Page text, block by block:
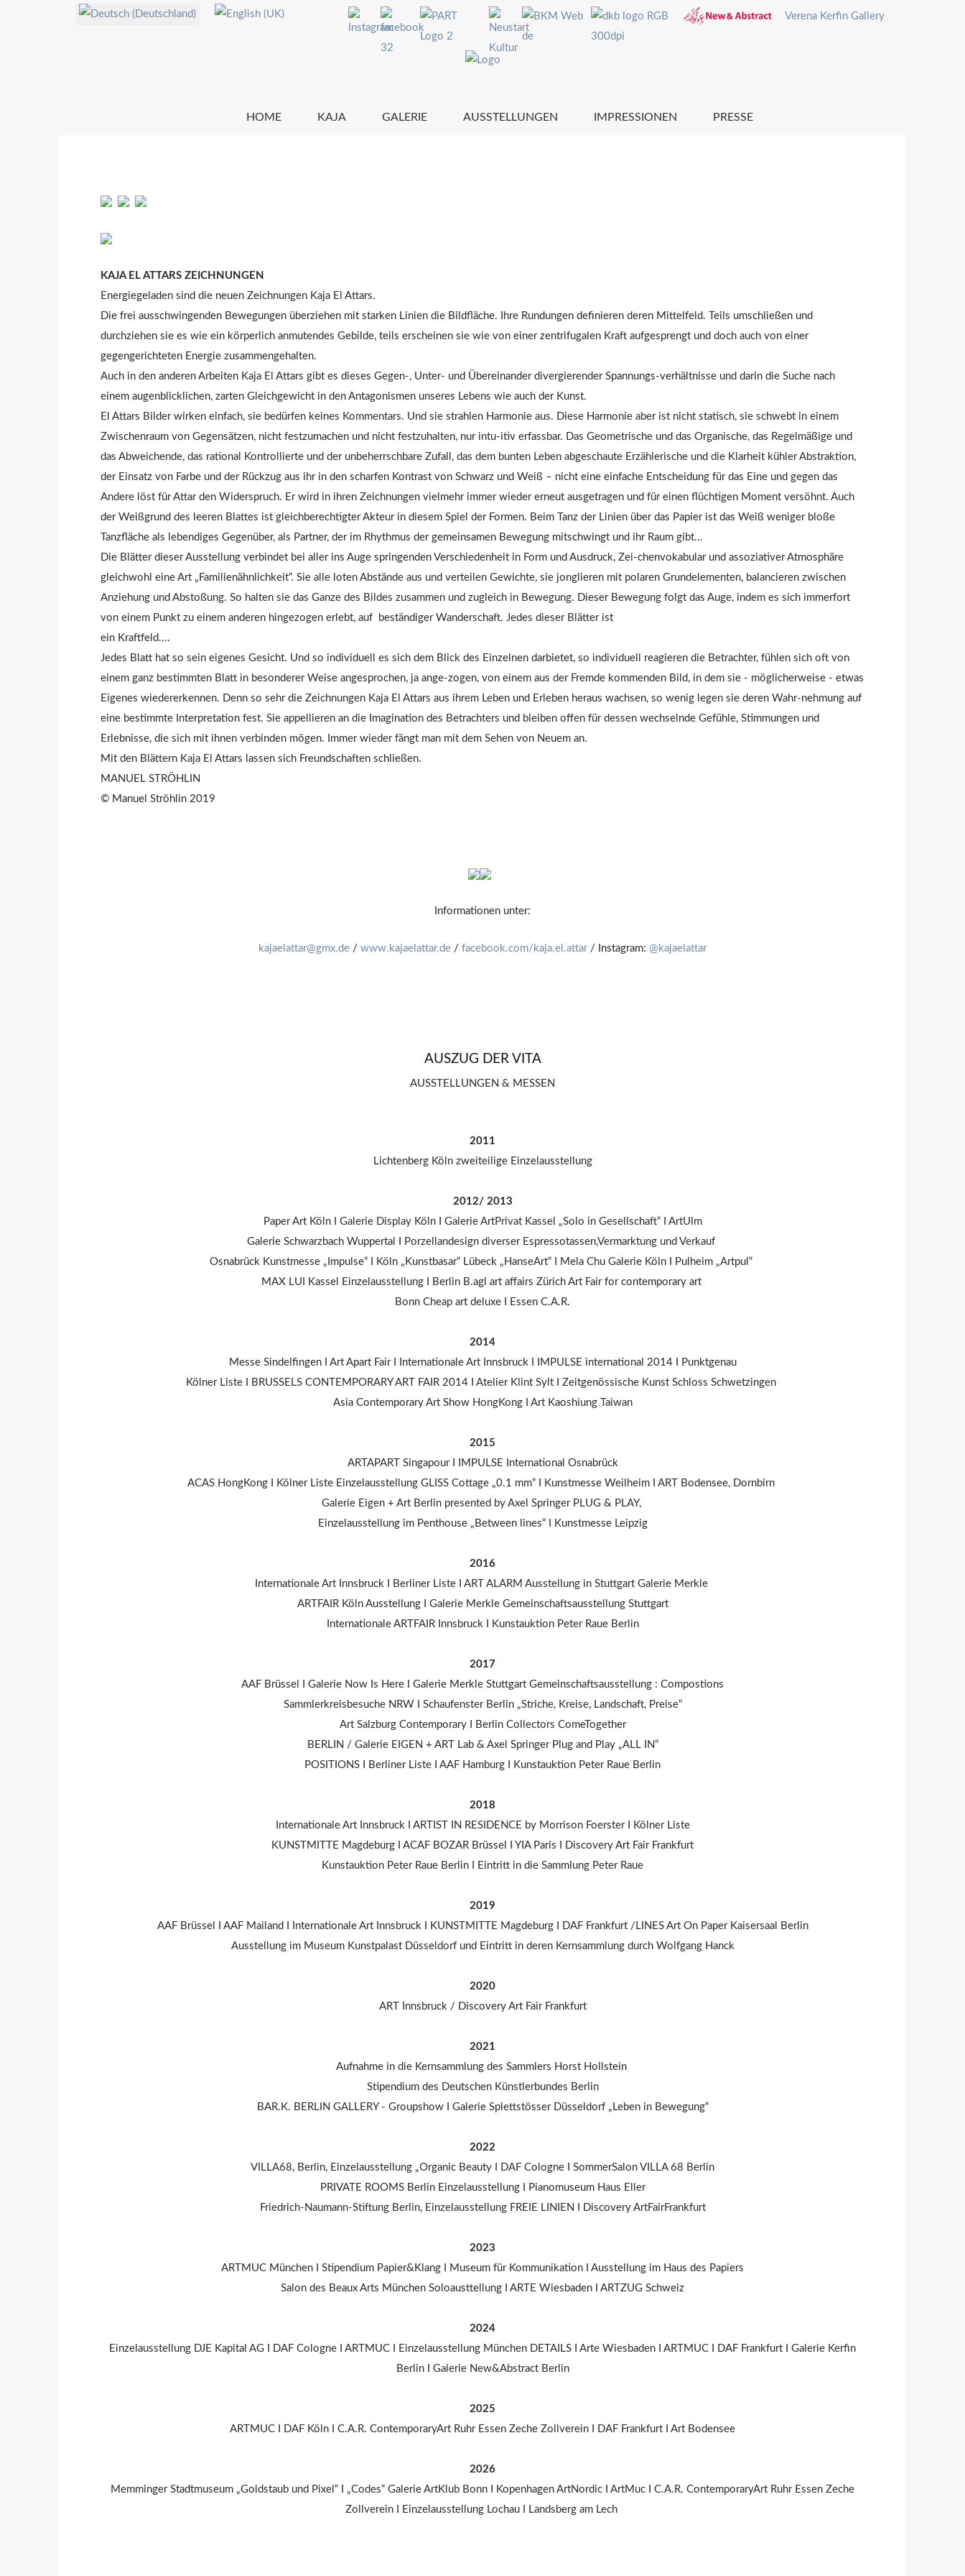
Sprache auswählen Verena Kerfin Gallery
HOME KAJA GALERIE AUSSTELLUNGEN IMPRESSIONEN PRESSE
KAJA EL ATTARS ZEICHNUNGEN
Energiegeladen sind die neuen Zeichnungen Kaja El Attars.
Die frei ausschwingenden Bewegungen überziehen mit starken Linien die Bildfläche. Ihre Rundungen definieren deren Mittelfeld. Teils umschließen und
durchziehen sie es wie ein körperlich anmutendes Gebilde, teils erscheinen sie wie von einer zentrifugalen Kraft aufgesprengt und doch auch von einer
gegengerichteten Energie zusammengehalten.
Auch in den anderen Arbeiten Kaja El Attars gibt es dieses Gegen-, Unter- und Übereinander divergierender Spannungs-verhältnisse und darin die Suche nach
einem augenblicklichen, zarten Gleichgewicht in den Antagonismen unseres Lebens wie auch der Kunst.
El Attars Bilder wirken einfach, sie bedürfen keines Kommentars. Und sie strahlen Harmonie aus. Diese Harmonie aber ist nicht statisch, sie schwebt in einem
Zwischenraum von Gegensätzen, nicht festzumachen und nicht festzuhalten, nur intu-itiv erfassbar. Das Geometrische und das Organische, das Regelmäßige und
das Abweichende, das rational Kontrollierte und der unbeherrschbare Zufall, das dem bunten Leben abgeschaute Erzählerische und die Klarheit kühler Abstraktion,
der Einsatz von Farbe und der Rückzug aus ihr in den scharfen Kontrast von Schwarz und Weiß – nicht eine einfache Entscheidung für das Eine und gegen das
Andere löst für Attar den Widerspruch. Er wird in ihren Zeichnungen vielmehr immer wieder erneut ausgetragen und für einen flüchtigen Moment versöhnt. Auch
der Weißgrund des leeren Blattes ist gleichberechtigter Akteur in diesem Spiel der Formen. Beim Tanz der Linien über das Papier ist das Weiß weniger bloße
Tanzfläche als lebendiges Gegenüber, als Partner, der im Rhythmus der gemeinsamen Bewegung mitschwingt und ihr Raum gibt…
Die Blätter dieser Ausstellung verbindet bei aller ins Auge springenden Verschiedenheit in Form und Ausdruck, Zei-chenvokabular und assoziativer Atmosphäre
gleichwohl eine Art „Familienähnlichkeit“. Sie alle loten Abstände aus und verteilen Gewichte, sie jonglieren mit polaren Grundelementen, balancieren zwischen
Anziehung und Abstoßung. So halten sie das Ganze des Bildes zusammen und zugleich in Bewegung. Dieser Bewegung folgt das Auge, indem es sich immerfort
von einem Punkt zu einem anderen hingezogen erlebt, auf beständiger Wanderschaft. Jedes dieser Blätter ist
ein Kraftfeld....
Jedes Blatt hat so sein eigenes Gesicht. Und so individuell es sich dem Blick des Einzelnen darbietet, so individuell reagieren die Betrachter, fühlen sich oft von
einem ganz bestimmten Blatt in besonderer Weise angesprochen, ja ange-zogen, von einem aus der Fremde kommenden Bild, in dem sie - möglicherweise - etwas
Eigenes wiedererkennen. Denn so sehr die Zeichnungen Kaja El Attars aus ihrem Leben und Erleben heraus wachsen, so wenig legen sie deren Wahr-nehmung auf
eine bestimmte Interpretation fest. Sie appellieren an die Imagination des Betrachters und bleiben offen für dessen wechselnde Gefühle, Stimmungen und
Erlebnisse, die sich mit ihnen verbinden mögen. Immer wieder fängt man mit dem Sehen von Neuem an.
Mit den Blättern Kaja El Attars lassen sich Freundschaften schließen.
MANUEL STRÖHLIN
© Manuel Ströhlin 2019
Informationen unter:
kajaelattar@gmx.de / www.kajaelattar.de / facebook.com/kaja.el.attar/ Instagram: @kajaelattar
AUSZUG DER VITA
AUSSTELLUNGEN & MESSEN
2011
Lichtenberg Köln zweiteilige Einzelausstellung
2012/ 2013
Paper Art Köln I Galerie Display Köln I Galerie ArtPrivat Kassel „Solo in Gesellschaft“ I ArtUlm
Galerie Schwarzbach Wuppertal I Porzellandesign diverser Espressotassen,Vermarktung und Verkauf
Osnabrück Kunstmesse „Impulse“ I Köln „Kunstbasar“ Lübeck „HanseArt“ I Mela Chu Galerie Köln I Pulheim „Artpul“
MAX LUI Kassel Einzelausstellung I Berlin B.agl art affairs Zürich Art Fair for contemporary art
Bonn Cheap art deluxe I Essen C.A.R.
2014
Messe Sindelfingen I Art Apart Fair I Internationale Art Innsbruck I IMPULSE international 2014 I Punktgenau
Kölner Liste I BRUSSELS CONTEMPORARY ART FAIR 2014 I Atelier Klint Sylt I Zeitgenössische Kunst Schloss Schwetzingen
Asia Contemporary Art Show HongKong I Art Kaoshiung Taiwan
2015
ARTAPART Singapour I IMPULSE International Osnabrück
ACAS HongKong I Kölner Liste Einzelausstellung GLISS Cottage „0.1 mm“ I Kunstmesse Weilheim I ART Bodensee, Dornbirn
Galerie Eigen + Art Berlin presented by Axel Springer PLUG & PLAY,
Einzelausstellung im Penthouse „Between lines“ I Kunstmesse Leipzig
2016
Internationale Art Innsbruck I Berliner Liste I ART ALARM Ausstellung in Stuttgart Galerie Merkle
ARTFAIR Köln Ausstellung I Galerie Merkle Gemeinschaftsausstellung Stuttgart
Internationale ARTFAIR Innsbruck I Kunstauktion Peter Raue Berlin
2017
AAF Brüssel I Galerie Now Is Here I Galerie Merkle Stuttgart Gemeinschaftsausstellung : Compostions
Sammlerkreisbesuche NRW I Schaufenster Berlin „Striche, Kreise, Landschaft, Preise“
Art Salzburg Contemporary I Berlin Collectors ComeTogether
BERLIN / Galerie EIGEN + ART Lab & Axel Springer Plug and Play „ALL IN“
POSITIONS I Berliner Liste I AAF Hamburg I Kunstauktion Peter Raue Berlin
2018
Internationale Art Innsbruck I ARTIST IN RESIDENCE by Morrison Foerster I Kölner Liste
KUNSTMITTE Magdeburg I ACAF BOZAR Brüssel I YIA Paris I Discovery Art Fair Frankfurt
Kunstauktion Peter Raue Berlin I Eintritt in die Sammlung Peter Raue
2019
AAF Brüssel I AAF Mailand I Internationale Art Innsbruck I KUNSTMITTE Magdeburg I DAF Frankfurt /LINES Art On Paper Kaisersaal Berlin
Ausstellung im Museum Kunstpalast Düsseldorf und Eintritt in deren Kernsammlung durch Wolfgang Hanck
2020
ART Innsbruck / Discovery Art Fair Frankfurt
2021
Aufnahme in die Kernsammlung des Sammlers Horst Hollstein
Stipendium des Deutschen Künstlerbundes Berlin
BAR.K. BERLIN GALLERY - Groupshow I Galerie Splettstösser Düsseldorf „Leben in Bewegung“
2022
VILLA68, Berlin, Einzelausstellung „Organic Beauty I DAF Cologne I SommerSalon VILLA 68 Berlin
PRIVATE ROOMS Berlin Einzelausstellung I Pianomuseum Haus Eller
Friedrich-Naumann-Stiftung Berlin, Einzelausstellung FREIE LINIEN I Discovery ArtFairFrankfurt
2023
ARTMUC München I Stipendium Papier&Klang I Museum für Kommunikation I Ausstellung im Haus des Papiers
Salon des Beaux Arts München Soloausttellung I ARTE Wiesbaden I ARTZUG Schweiz
2024
Einzelausstellung DJE Kapital AG I DAF Cologne I ARTMUC I Einzelausstellung München DETAILS I Arte Wiesbaden I ARTMUC I DAF Frankfurt I Galerie Kerfin
Berlin I Galerie New&Abstract Berlin
2025
ARTMUC I DAF Köln I C.A.R. ContemporaryArt Ruhr Essen Zeche Zollverein I DAF Frankfurt I Art Bodensee
2026
Memminger Stadtmuseum „Goldstaub und Pixel“ I „Codes“ Galerie ArtKlub Bonn I Kopenhagen ArtNordic I ArtMuc I C.A.R. ContemporaryArt Ruhr Essen Zeche
Zollverein I Einzelausstellung Lochau I Landsberg am Lech